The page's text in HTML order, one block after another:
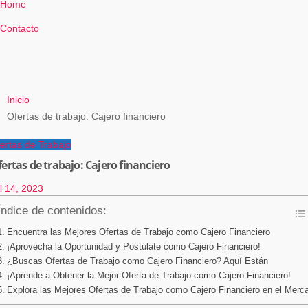
Home
Contacto
Inicio
Ofertas de trabajo: Cajero financiero
de Trabajo
de trabajo: Cajero financiero
14, 2023
de contenidos:
Encuentra las Mejores Ofertas de Trabajo como Cajero Financiero
¡Aprovecha la Oportunidad y Postúlate como Cajero Financiero!
¿Buscas Ofertas de Trabajo como Cajero Financiero? Aquí Están
¡Aprende a Obtener la Mejor Oferta de Trabajo como Cajero Financiero!
Explora las Mejores Ofertas de Trabajo como Cajero Financiero en el